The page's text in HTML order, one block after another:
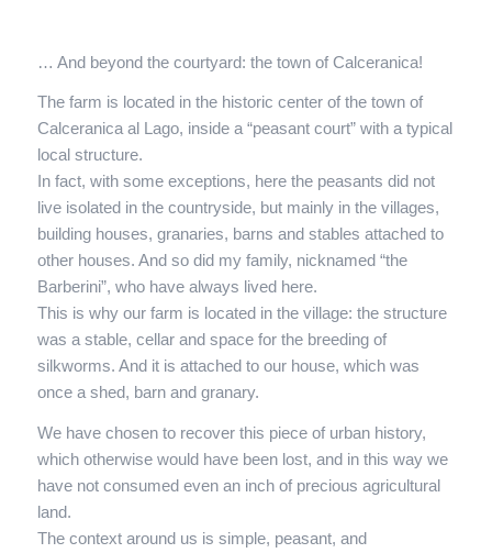
… And beyond the courtyard: the town of Calceranica!
The farm is located in the historic center of the town of
Calceranica al Lago, inside a “peasant court” with a typical
local structure.
In fact, with some exceptions, here the peasants did not
live isolated in the countryside, but mainly in the villages,
building houses, granaries, barns and stables attached to
other houses. And so did my family, nicknamed “the
Barberini”, who have always lived here.
This is why our farm is located in the village: the structure
was a stable, cellar and space for the breeding of
silkworms. And it is attached to our house, which was
once a shed, barn and granary.
We have chosen to recover this piece of urban history,
which otherwise would have been lost, and in this way we
have not consumed even an inch of precious agricultural
land.
The context around us is simple, peasant, and